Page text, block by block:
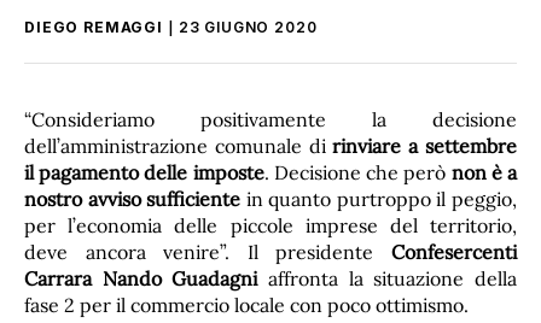
DIEGO REMAGGI 23 GIUGNO 2020
“Consideriamo positivamente la decisione
dell’amministrazione comunale dirinviare a settembre
il pagamento delle imposte. Decisione che però non è a
nostro avviso sufficiente in quanto purtroppo il peggio,
per l’economia delle piccole imprese del territorio,
deve ancora venire”. Il presidente Confesercenti
Carrara Nando Guadagniaffronta la situazione della
fase 2 per il commercio locale con poco ottimismo.